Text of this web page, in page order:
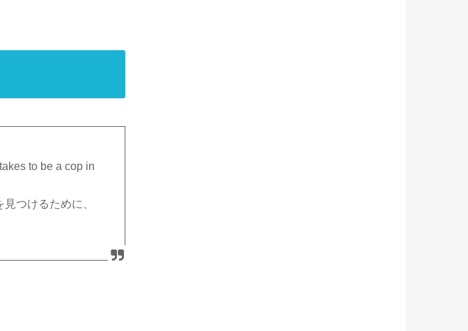
to be a cop in
つけるために、